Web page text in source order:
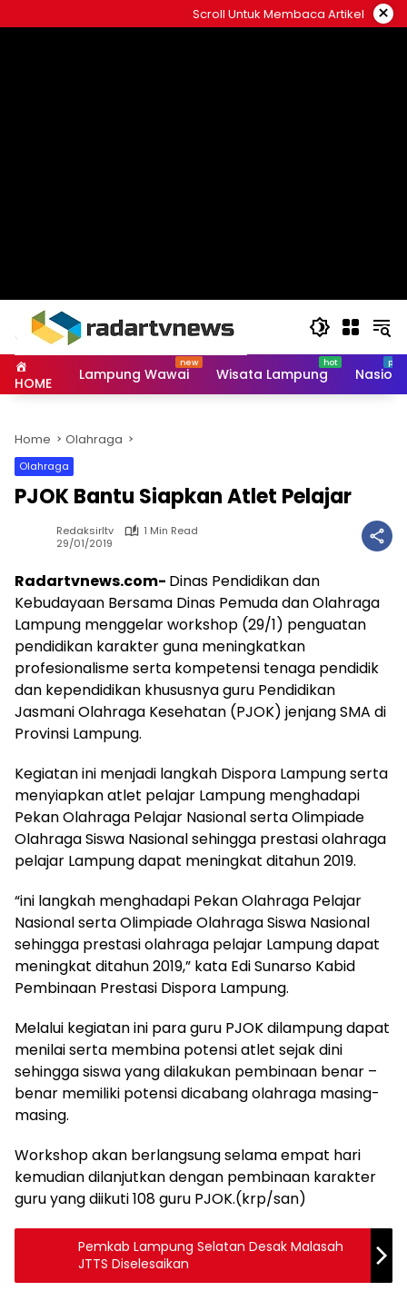
to
Scroll Untuk Membaca Artikel ×
HOME Lampung Wawai Wisata Lampung
Home Olahraga
Olahraga
PJOK Bantu Siapkan Atlet Pelajar
Redaksirltv
1 Min Read
29/01/2019
Radartvnews.com- Dinas Pendidikan dan
Kebudayaan Bersama Dinas Pemuda dan Olahraga
Lampung menggelar workshop (29/1) penguatan
pendidikan karakter guna meningkatkan
profesionalisme serta kompetensi tenaga pendidik
dan kependidikan khususnya guru Pendidikan
Jasmani Olahraga Kesehatan (PJOK) jenjang SMA di
Provinsi Lampung.
Kegiatan ini menjadi langkah Dispora Lampung serta
menyiapkan atlet pelajar Lampung menghadapi
Pekan Olahraga Pelajar Nasional serta Olimpiade
Olahraga Siswa Nasional sehingga prestasi olahraga
pelajar Lampung dapat meningkat ditahun 2019.
“ini langkah menghadapi Pekan Olahraga Pelajar
Nasional serta Olimpiade Olahraga Siswa Nasional
sehingga prestasi olahraga pelajar Lampung dapat
meningkat ditahun 2019,” kata Edi Sunarso Kabid
Pembinaan Prestasi Dispora Lampung.
Melalui kegiatan ini para guru PJOK dilampung dapat
menilai serta membina potensi atlet sejak dini
sehingga siswa yang dilakukan pembinaan benar –
benar memiliki potensi dicabang olahraga masing-
masing.
Workshop akan berlangsung selama empat hari
kemudian dilanjutkan dengan pembinaan karakter
guru yang diikuti 108 guru PJOK.(krp/san)
Pemkab Lampung Selatan Desak Malasah
JTTS Diselesaikan